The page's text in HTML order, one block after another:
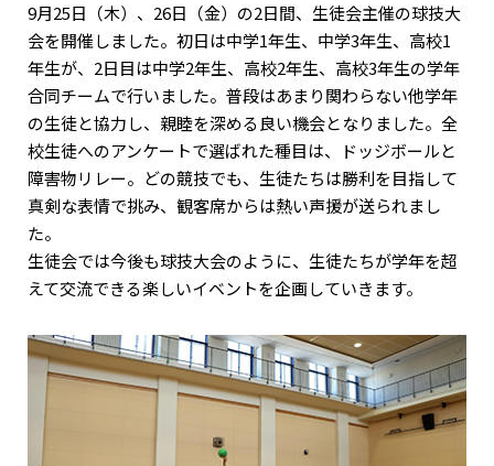
9月25日（木）、26日（金）の2日間、生徒会主催の球技大
会を開催しました。初日は中学1年生、中学3年生、高校1
年生が、2日目は中学2年生、高校2年生、高校3年生の学年
合同チームで行いました。普段はあまり関わらない他学年
の生徒と協力し、親睦を深める良い機会となりました。全
校生徒へのアンケートで選ばれた種目は、ドッジボールと
障害物リレー。どの競技でも、生徒たちは勝利を目指して
真剣な表情で挑み、観客席からは熱い声援が送られまし
た。
生徒会では今後も球技大会のように、生徒たちが学年を超
えて交流できる楽しいイベントを企画していきます。